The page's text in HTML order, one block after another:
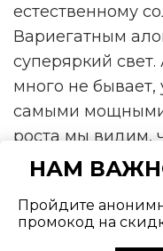
естественному
Вариегатным
суперяркий
много не бывает,
самыми
роста мы видим,
участках
свою лампу
НАМ
Пройдите
промокод на